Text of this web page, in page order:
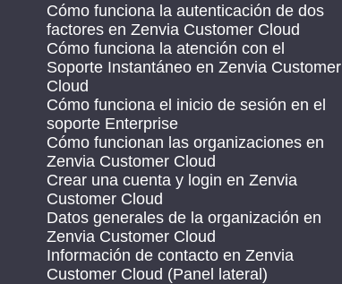
Cómo funciona la autenticación de dos
factores en Zenvia Customer Cloud
Cómo funciona la atención con el
Soporte Instantáneo en Zenvia Customer
Cloud
Cómo funciona el inicio de sesión en el
soporte Enterprise
Cómo funcionan las organizaciones en
Zenvia Customer Cloud
Crear una cuenta y login en Zenvia
Customer Cloud
Datos generales de la organización en
Zenvia Customer Cloud
Información de contacto en Zenvia
Customer Cloud (Panel lateral)